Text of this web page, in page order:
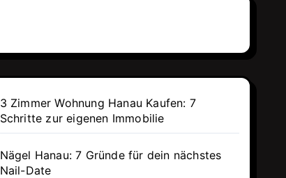
3 Zimmer Wohnung Hanau Kaufen: 7
Schritte zur eigenen Immobilie
Nägel Hanau: 7 Gründe für dein nächstes
Nail-Date